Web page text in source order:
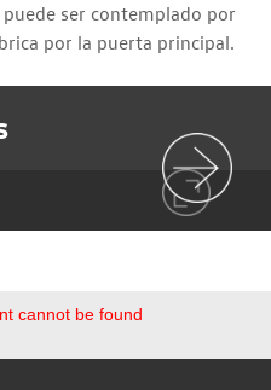
ser contemplado por
por la puerta principal.
cannot be found